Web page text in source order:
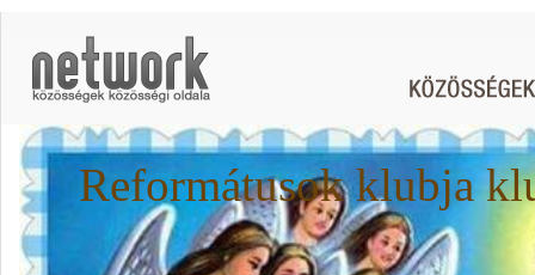
Reformátusok klubja